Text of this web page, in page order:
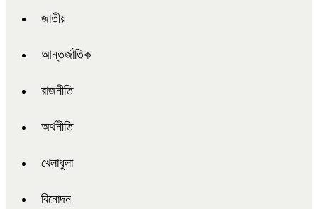
জাতীয়
আন্তর্জাতিক
রাজনীতি
অর্থনীতি
খেলাধুলা
বিনোদন